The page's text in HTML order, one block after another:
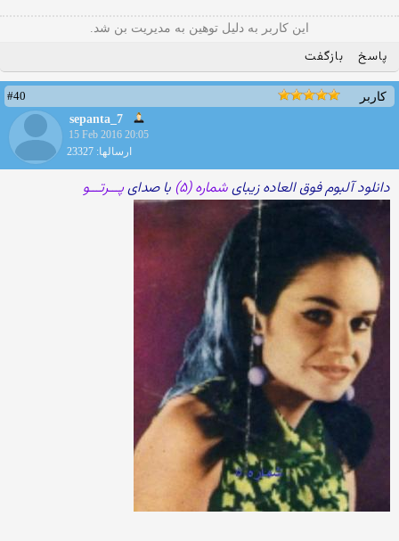
این کاربر به دلیل توهین به مدیریت بن شد.
پاسخ بازگفت
کاربر
#40
sepanta_7
15 Feb 2016 20:05
ارسالها: 23327
دانلود آلبوم فوق العاده زیبایشماره (۵) با صدایپـــرتـــو